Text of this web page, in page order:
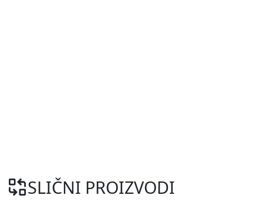
SLIČNI PROIZVODI